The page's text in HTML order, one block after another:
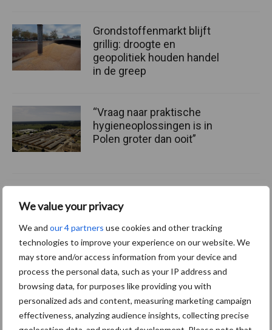
We value your privacy
We and our 4 partners use cookies and other tracking
technologies to improve your experience on our website. We
may store and/or access information from your device and
process the personal data, such as your IP address and
browsing data, for purposes like providing you with
personalized ads and content, measuring marketing campaign
effectiveness, analyzing audience insights, collecting precise
Grondstoffenmarkt blijft
grillig: droogte en
geopolitiek houden handel
in de greep
“Vraag naar praktische
hygieneoplossingen is in
Polen groter dan ooit”
Themapagina
Diergezondheid Fokkerij Huisvesting
Afrikaanse
varkenspest
Brachyspira